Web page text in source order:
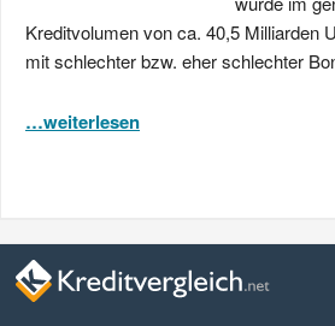
Kreditvolumen von ca. 40,5 Milliarden
mit schlechter bzw. eher schlechter
…weiterlesen